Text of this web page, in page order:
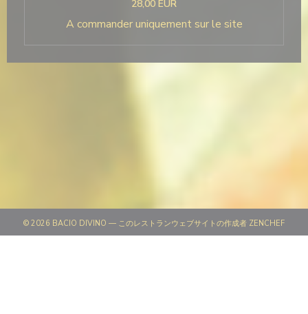
28,00 EUR
A commander uniquement sur le site
© 2026 BACIO DIVINO — このレストランウェブサイトの作成者 ZENCHEF((新し